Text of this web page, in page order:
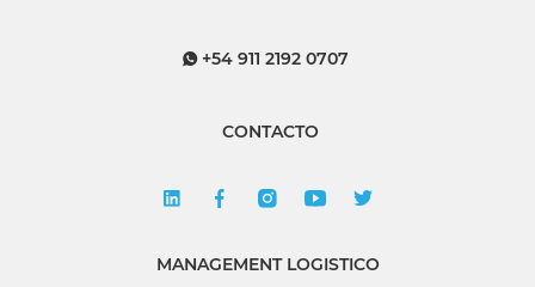
+54 911 2192 0707
CONTACTO
MANAGEMENT LOGISTICO